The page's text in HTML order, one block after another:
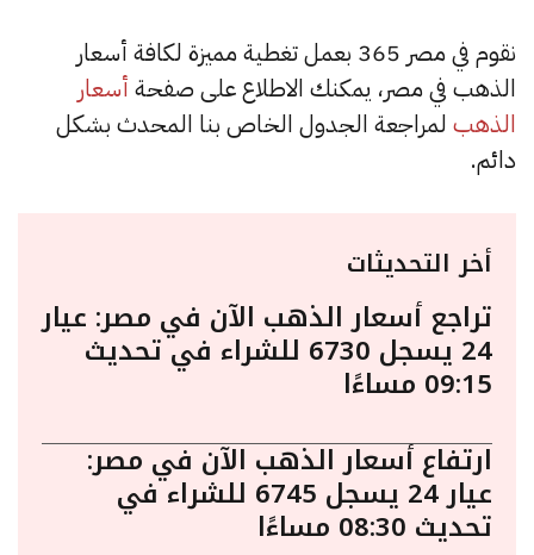
نقوم في مصر 365 بعمل تغطية مميزة لكافة أسعار
الذهب في مصر، يمكنك الاطلاع على صفحة أسعار
الذهب لمراجعة الجدول الخاص بنا المحدث بشكل
دائم.
أخر التحديثات
تراجع أسعار الذهب الآن في مصر: عيار
24 يسجل 6730 للشراء في تحديث
09:15 مساءًا
ارتفاع أسعار الذهب الآن في مصر:
عيار 24 يسجل 6745 للشراء في
تحديث 08:30 مساءًا